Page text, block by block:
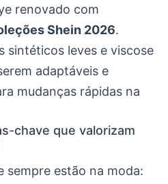
renovado com
Shein 2026.
sintéticos leves e viscose
adaptáveis e
mudanças rápidas na
chave que valorizam
sempre estão na moda: